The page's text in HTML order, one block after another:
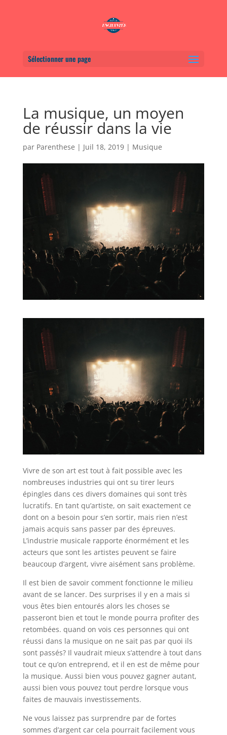
Sélectionner une page
La musique, un moyen
de réussir dans la vie
par Parenthese | Juil 18, 2019| Musique
Vivre de son art est tout à fait possible avec les
nombreuses industries qui ont su tirer leurs
épingles dans ces divers domaines qui sont très
lucratifs. En tant qu’artiste, on sait exactement ce
dont on a besoin pour s’en sortir, mais rien n’est
jamais acquis sans passer par des épreuves.
L’industrie musicale rapporte énormément et les
acteurs que sont les artistes peuvent se faire
beaucoup d’argent, vivre aisément sans problème.
Il est bien de savoir comment fonctionne le milieu
avant de se lancer. Des surprises il y en a mais si
vous êtes bien entourés alors les choses se
passeront bien et tout le monde pourra profiter des
retombées. quand on vois ces personnes qui ont
réussi dans la musique on ne sait pas par quoi ils
sont passés? Il vaudrait mieux s’attendre à tout dans
tout ce qu’on entreprend, et il en est de même pour
la musique. Aussi bien vous pouvez gagner autant,
aussi bien vous pouvez tout perdre lorsque vous
faites de mauvais investissements.
Ne vous laissez pas surprendre par de fortes
sommes d’argent car cela pourrait facilement vous